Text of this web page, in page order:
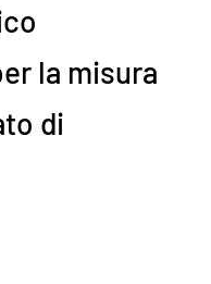
la misura
di